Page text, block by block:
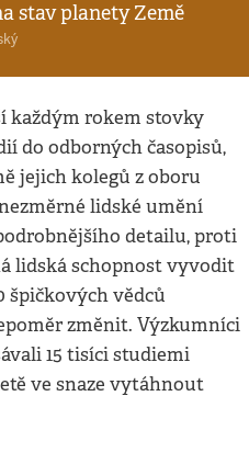
stav planety Země
každým rokem stovky
do odborných časopisů,
jejich kolegů z oboru
lidské umění
detailu, proti
lidská schopnost vyvodit
špičkových vědců
změnit. Výzkumníci
15 tisíci studiemi
ve snaze vytáhnout